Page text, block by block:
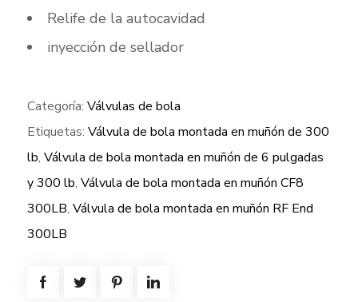
Relife de la autocavidad
inyección de sellador
Categoría: Válvulas de bola
Etiquetas: Válvula de bola montada en muñón de 300
lb, Válvula de bola montada en muñón de 6 pulgadas
y 300 lb, Válvula de bola montada en muñón CF8
300LB, Válvula de bola montada en muñón RF End
300LB